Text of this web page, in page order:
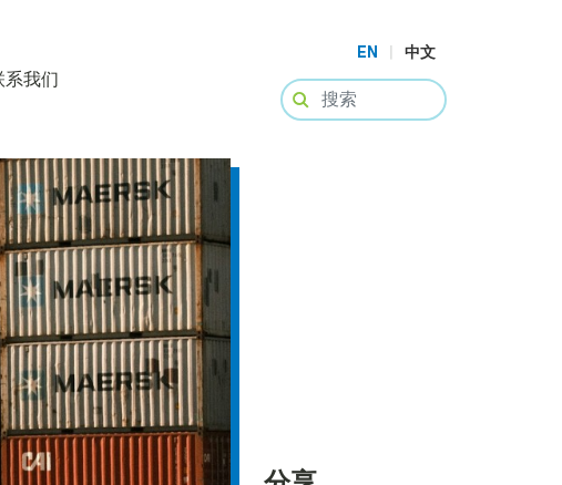
系我们
EN 中文